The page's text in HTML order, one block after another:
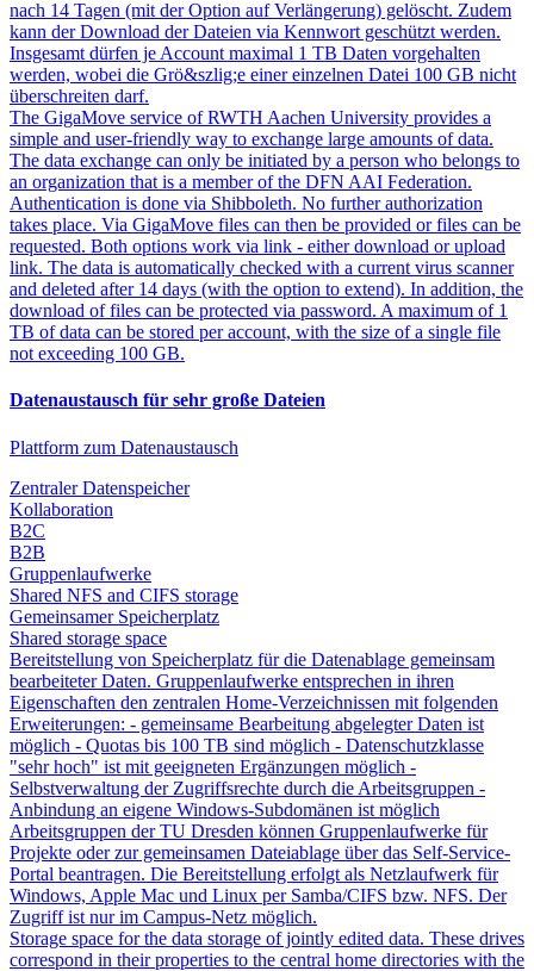
nach 14 Tagen (mit der Option auf Verlängerung) gelöscht. Zudem
kann der Download der Dateien via Kennwort geschützt werden.
Insgesamt dürfen je Account maximal 1 TB Daten vorgehalten
werden, wobei die Grö&szlig;e einer einzelnen Datei 100 GB nicht
überschreiten darf.
The GigaMove service of RWTH Aachen University provides a
simple and user-friendly way to exchange large amounts of data.
The data exchange can only be initiated by a person who belongs to
an organization that is a member of the DFN AAI Federation.
Authentication is done via Shibboleth. No further authorization
takes place. Via GigaMove files can then be provided or files can be
requested. Both options work via link - either download or upload
link. The data is automatically checked with a current virus scanner
and deleted after 14 days (with the option to extend). In addition, the
download of files can be protected via password. A maximum of 1
TB of data can be stored per account, with the size of a single file
not exceeding 100 GB.
Datenaustausch für sehr große Dateien
Plattform zum Datenaustausch
Zentraler Datenspeicher
Kollaboration
B2C
B2B
Gruppenlaufwerke
Shared NFS and CIFS storage
Gemeinsamer Speicherplatz
Shared storage space
Bereitstellung von Speicherplatz für die Datenablage gemeinsam
bearbeiteter Daten. Gruppenlaufwerke entsprechen in ihren
Eigenschaften den zentralen Home-Verzeichnissen mit folgenden
Erweiterungen: - gemeinsame Bearbeitung abgelegter Daten ist
möglich - Quotas bis 100 TB sind möglich - Datenschutzklasse
"sehr hoch" ist mit geeigneten Ergänzungen möglich -
Selbstverwaltung der Zugriffsrechte durch die Arbeitsgruppen -
Anbindung an eigene Windows-Subdomänen ist möglich
Arbeitsgruppen der TU Dresden können Gruppenlaufwerke für
Projekte oder zur gemeinsamen Dateiablage über das Self-Service-
Portal beantragen. Die Bereitstellung erfolgt als Netzlaufwerk für
Windows, Apple Mac und Linux per Samba/CIFS bzw. NFS. Der
Zugriff ist nur im Campus-Netz möglich.
Storage space for the data storage of jointly edited data. These drives
correspond in their properties to the central home directories with the